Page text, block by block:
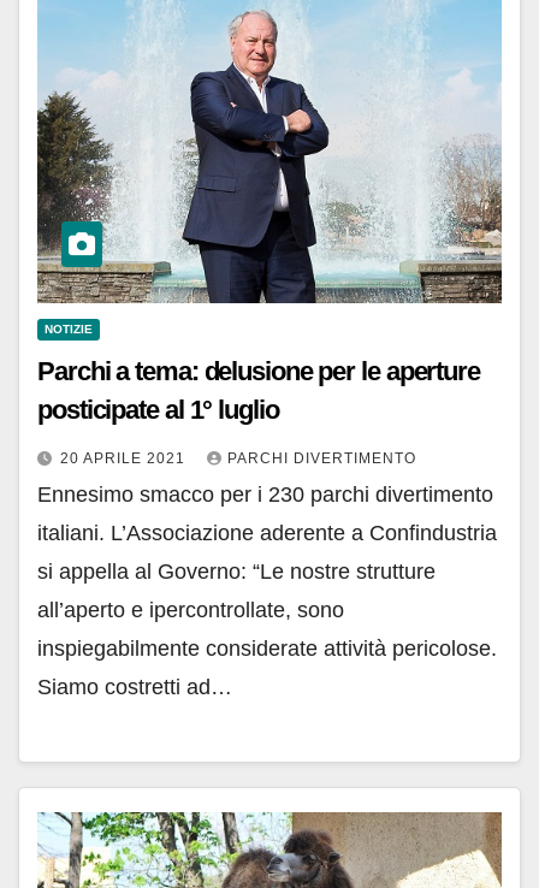
NOTIZIE
Parchi a tema: delusione per le aperture
posticipate al 1° luglio
20 APRILE 2021 PARCHI DIVERTIMENTO
Ennesimo smacco per i 230 parchi divertimento
italiani. L’Associazione aderente a Confindustria
si appella al Governo: “Le nostre strutture
all’aperto e ipercontrollate, sono
inspiegabilmente considerate attività pericolose.
Siamo costretti ad…